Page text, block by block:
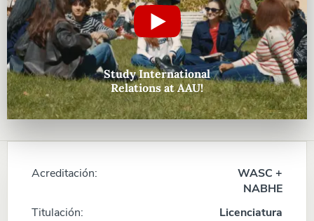
Study International
Relations at AAU!
Acreditación:
WASC +
NABHE
Titulación:
Licenciatura